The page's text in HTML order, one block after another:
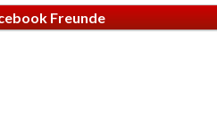
Freunde